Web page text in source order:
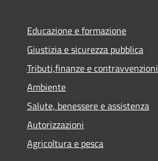
Educazione e formazione
Giustizia e sicurezza pubblica
Tributi,finanze e contravvenzioni
Ambiente
Salute, benessere e assistenza
Autorizzazioni
Agricoltura e pesca